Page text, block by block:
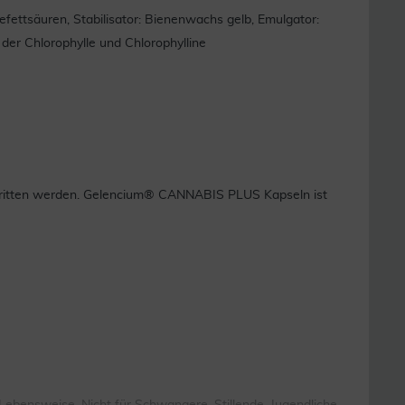
Stabilisator: Bienenwachs gelb, Emulgator:
Chlorophylle und Chlorophylline
werden. Gelencium® CANNABIS PLUS Kapseln ist